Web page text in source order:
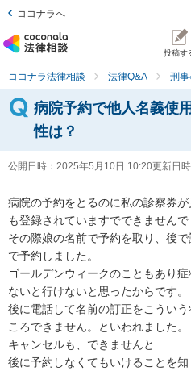
ココナラへ
投稿す
ココナラ法律相談 法律Q&A 刑
病院予約で他人名義使
性は？
公開日時： 2025年5月10日 10:20更新日時
病院の予約をとるのに私の診察券
も登録されていますでできませんで
その際娘の名前で予約を取り、後
で予約しました。
ゴールデンウィークのこともあり
ないと行けないと思ったからです。
後に電話して名前の訂正をこうい
ころできません。といわれました。
キャンセルも、できませんと
後に予約しなくてもいけることを